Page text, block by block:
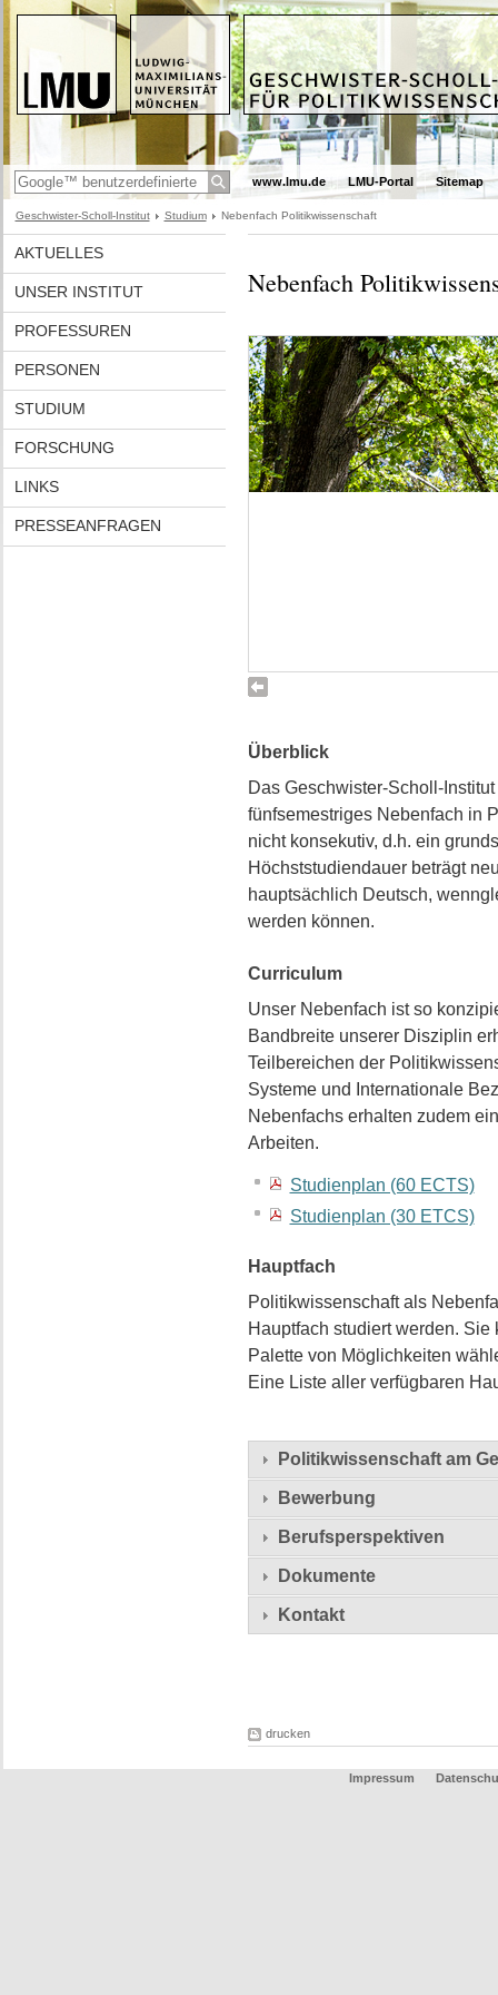
www.lmu.de LMU-Portal Sitemap
Geschwister-Scholl-Institut Studium Nebenfach Politikwissenschaft
AKTUELLES
UNSER INSTITUT
PROFESSUREN
PERSONEN
STUDIUM
FORSCHUNG
LINKS
PRESSEANFRAGEN
Nebenfach
Überblick
Das Geschwister-Scholl-
fünfsemestriges Nebenfach in
nicht konsekutiv, d.h. ein
Höchststudiendauer beträgt
hauptsächlich Deutsch,
werden können.
Curriculum
Unser Nebenfach ist so
Bandbreite unserer Disziplin
Teilbereichen der
Systeme und Internationale
Nebenfachs erhalten zudem
Arbeiten.
Studienplan (60 ECTS)
Studienplan (30 ETCS)
Hauptfach
Politikwissenschaft als
Hauptfach studiert werden.
Palette von Möglichkeiten
Eine Liste aller verfügbaren
Politikwissenschaft am
Bewerbung
Berufsperspektiven
Dokumente
Kontakt
drucken
Impressum